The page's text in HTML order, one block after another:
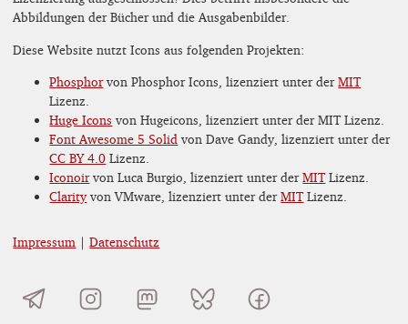
Abbildungen der Bücher und die Ausgabenbilder.
Diese Website nutzt Icons aus folgenden Projekten:
Phosphorvon Phosphor Icons, lizenziert unter derMIT
Lizenz.
Huge Icons von Hugeicons, lizenziert unter der MIT Lizenz.
Font Awesome 5 Solid von Dave Gandy, lizenziert unter der
CC BY 4.0 Lizenz.
Iconoirvon Luca Burgio, lizenziert unter derMITLizenz.
Clarityvon VMware, lizenziert unter derMITLizenz.
Impressum |Datenschutz